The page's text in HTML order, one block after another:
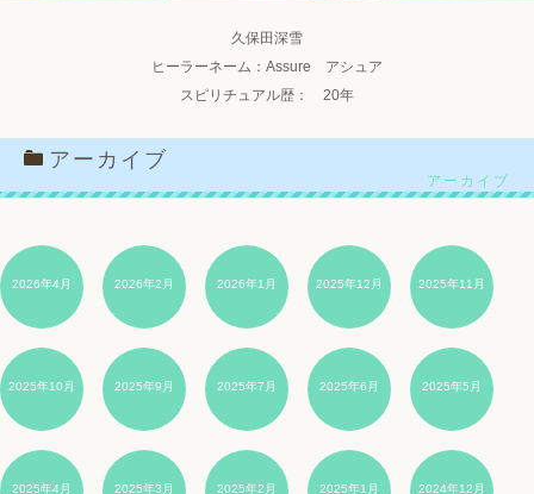
久保田深雪
ヒーラーネーム：Assure アシュア
スピリチュアル歴： 20年
アーカイブ
2026年4月 2026年2月 2026年1月 2025年12月 2025年11月
2025年10月 2025年9月 2025年7月 2025年6月 2025年5月
2025年4月 2025年3月 2025年2月 2025年1月 2024年12月